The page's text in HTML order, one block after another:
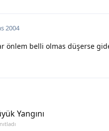
2004
önlem belli olmas düşerse
Yangını